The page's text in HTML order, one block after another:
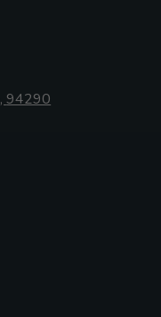
,94290